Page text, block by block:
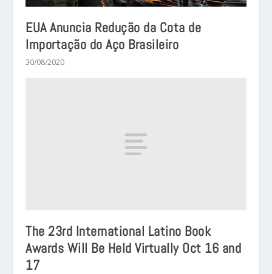
EUA Anuncia Redução da Cota de
Importação do Aço Brasileiro
30/08/2020
The 23rd International Latino Book
Awards Will Be Held Virtually Oct 16 and
17